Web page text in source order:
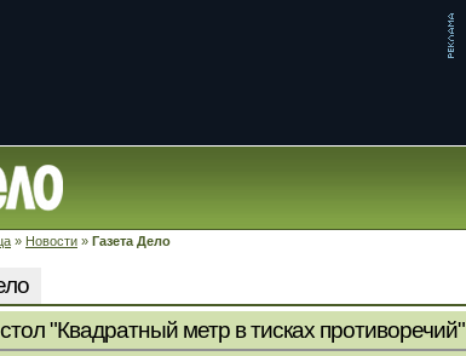
» Новости » Газета Дело
"Квадратный метр в тисках противоречий"